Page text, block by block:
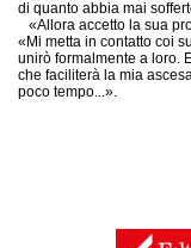
di quanto abbia mai
«Allora accetto la sua
«Mi metta in contatto coi
unirò formalmente a loro.
che faciliterà la mia
poco tempo...».